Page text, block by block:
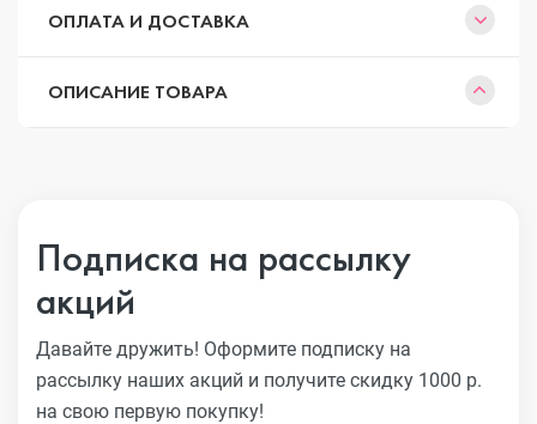
ОПЛАТА И ДОСТАВКА
ОПИСАНИЕ ТОВАРА
Подписка на рассылку
акций
Давайте дружить! Оформите подписку на
рассылку наших акций и получите скидку 1000 р.
на свою первую покупку!